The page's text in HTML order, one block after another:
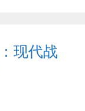
现代战